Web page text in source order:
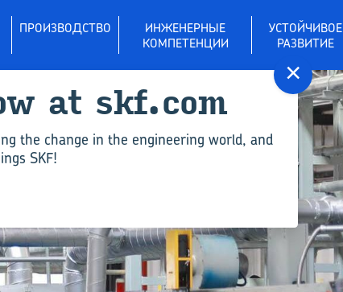
ПРОИЗВОДСТВО
ИНЖЕНЕРНЫЕ
КОМПЕТЕНЦИИ
УСТОЙЧИВОЕ
РАЗВИТИЕ
×
at skf.com
the change in the engineering world, and
SKF!